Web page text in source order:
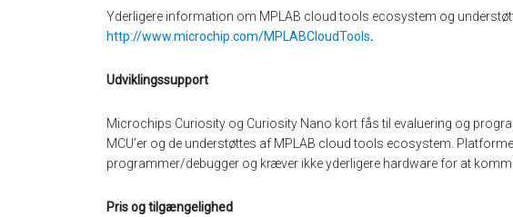
Yderligere information om MPLAB cloud tools ecosystem og
http://www.microchip.com/MPLABCloudTools.
Udviklingssupport
Microchips Curiosity og Curiosity Nano kort fås til evaluering og
MCU’er og de understøttes af MPLAB cloud tools ecosystem.
programmer/debugger og kræver ikke yderligere hardware for at
Pris og tilgængelighed